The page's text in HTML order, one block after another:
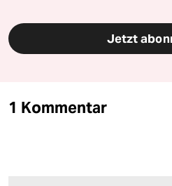
Jetzt
1 Kommentar